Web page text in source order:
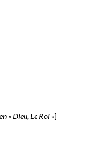
« Dieu, Le Roi »]